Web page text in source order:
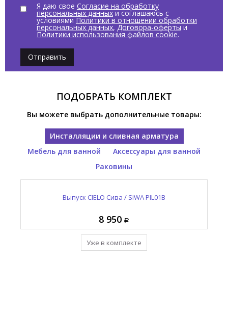
Я даю свое Согласие на обработку
персональных данныхи соглашаюсь с
условиямиПолитики в отношении обработки
персональных данных,Договора-офертыи
Политики использования файлов cookie.
Отправить
ПОДОБРАТЬ КОМПЛЕКТ
Вы можете выбрать дополнительные товары:
Инсталляции и сливная арматура
Мебель для ванной
Аксессуары для ванной
Раковины
Выпуск CIELO Сива / SIWA PIL01B
8 950
Уже в комплекте
Консоль для раковины CIELO Нарцисс / NARCISO
137 865
Уже в комплекте
Полотенцедержатель CIELO Нарцисс / NARCISO
20 910
Добавить в комплект
Раковина накладная CIELO Нарцисс / NARCISO
122 620
Уже в комплекте